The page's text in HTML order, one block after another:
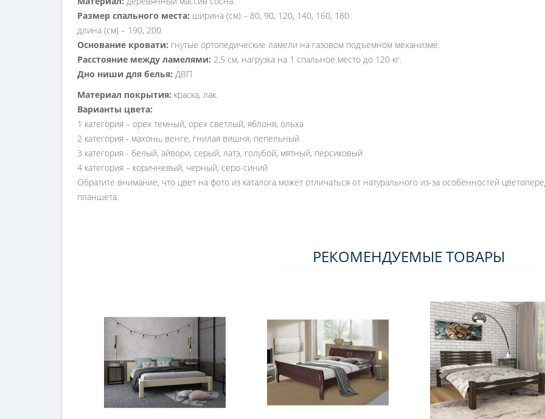
Размер спального места: ширина (см) – 80, 90, 120, 140, 160, 180
длина (см) – 190, 200
Основание кровати: гнутые ортопедические ламели на газовом подъемном механизме.
Расстояние между ламелями: 2,5 см, нагрузка на 1 спальное место до 120 кг.
Дно ниши для белья: ДВП
Материал покрытия: краска, лак.
Варианты цвета:
1 категория – орех темный, орех светлый, яблоня, ольха
2 категория - махонь, венге, гнилая вишня, пепельный
3 категория - белый, айвори, серый, латэ, голубой, мятный, персиковый
4 категория – коричневый, черный, серо-синий
Обратите внимание, что цвет на фото из каталога может отличаться от натурального из-за особенностей
планшета.
РЕКОМЕНДУЕМЫЕ ТОВАРЫ